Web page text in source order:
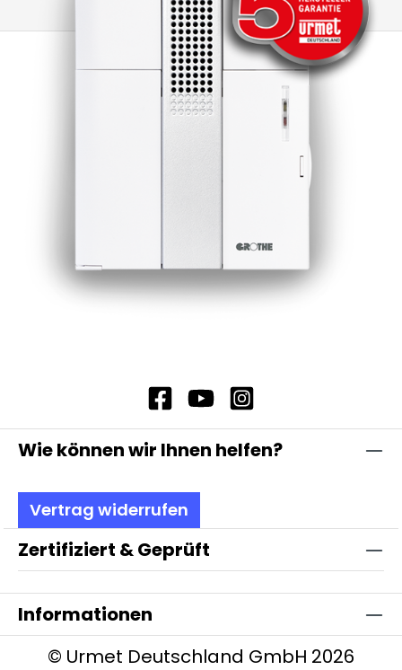
Wie können wir Ihnen helfen?
Vertrag widerrufen
Zertifiziert & Geprüft
Informationen
© Urmet Deutschland GmbH 2026